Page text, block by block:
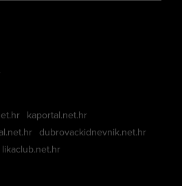
kaportal.net.hr
dubrovackidnevnik.net.hr
likaclub.net.hr